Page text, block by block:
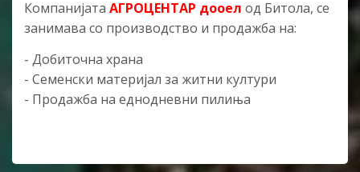
Компанијата АГРОЦЕНТАР дооел од Битола, се
занимава со производство и продажба на:
- Добиточна храна
- Семенски материјал за житни култури
- Продажба на еднодневни пилиња